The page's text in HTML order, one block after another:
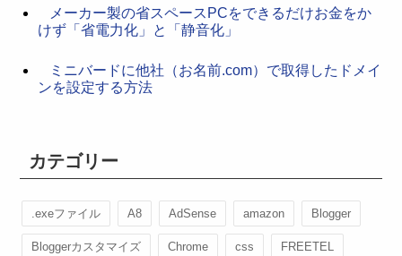
メーカー製の省スペースPCをできるだけお金をか
けず「省電力化」と「静音化」
ミニバードに他社（お名前.com）で取得したドメイ
ンを設定する方法
カテゴリー
.exeファイル A8 AdSense amazon Blogger
Bloggerカスタマイズ Chrome css FREETEL